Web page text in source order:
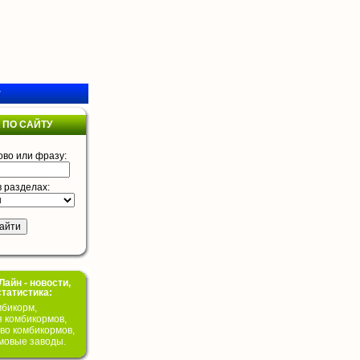
САЙТУ
или фразу:
разделах:
- новости,
комбикормов,
комбикормов,
заводы.